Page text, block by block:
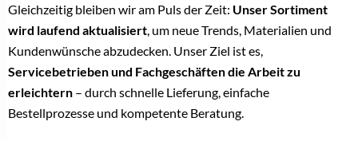
Gleichzeitig bleiben wir am Puls der Zeit: Unser Sortiment
wird laufend aktualisiert , um neue Trends, Materialien und
Kundenwünsche abzudecken. Unser Ziel ist es,
Servicebetrieben und Fachgeschäften die Arbeit zu
erleichtern – durch schnelle Lieferung, einfache
Bestellprozesse und kompetente Beratung.